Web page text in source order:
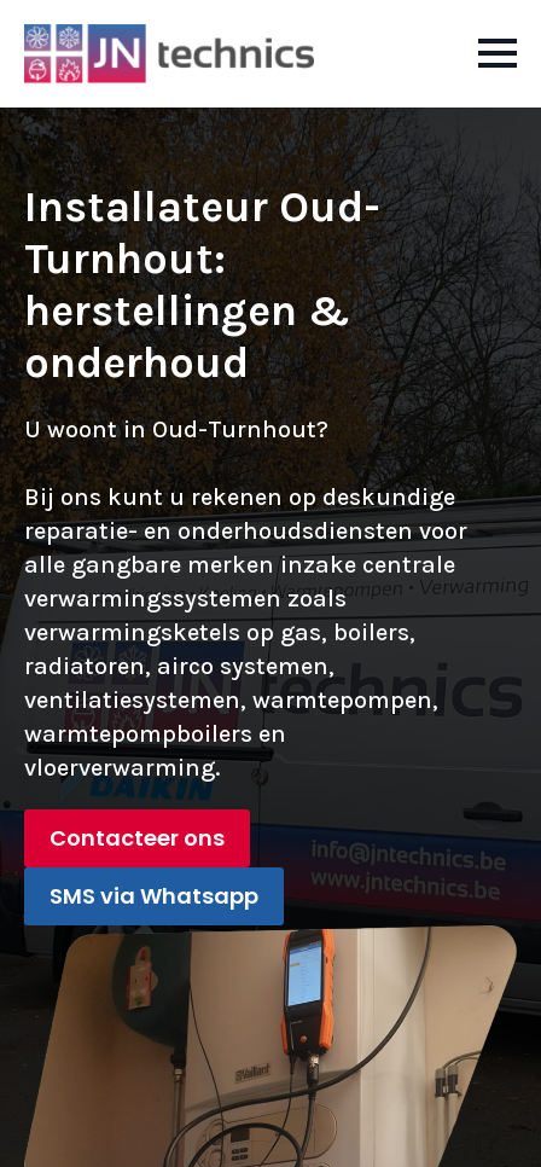
Installateur Oud-
Turnhout:
herstellingen &
onderhoud
U woont in Oud-Turnhout?
Bij ons kunt u rekenen op deskundige
reparatie- en onderhoudsdiensten voor
alle gangbare merken inzake centrale
verwarmingssystemen zoals
verwarmingsketels op gas, boilers,
radiatoren, airco systemen,
ventilatiesystemen, warmtepompen,
warmtepompboilers en
vloerverwarming.
Contacteer ons
SMS via Whatsapp